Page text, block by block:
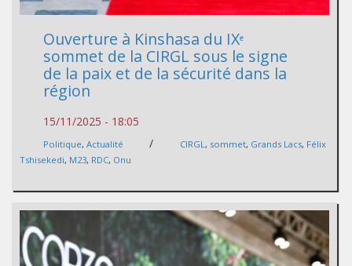
Ouverture à Kinshasa du IXᵉ
sommet de la CIRGL sous le signe
de la paix et de la sécurité dans la
région
15/11/2025 - 18:05
Politique, Actualité / CIRGL, sommet, Grands Lacs, Félix
Tshisekedi, M23, RDC, Onu